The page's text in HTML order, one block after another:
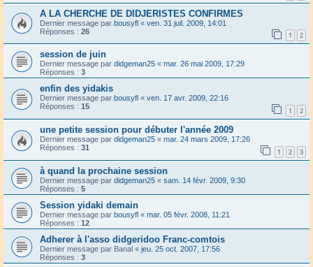
A LA CHERCHE DE DIDJERISTES CONFIRMES
Dernier message par bousyfl « ven. 31 juil. 2009, 14:01
Réponses : 26 1 2
session de juin
Dernier message par didgeman25 « mar. 26 mai 2009, 17:29
Réponses : 3
enfin des yidakis
Dernier message par bousyfl « ven. 17 avr. 2009, 22:16
Réponses : 15 1 2
une petite session pour débuter l'année 2009
Dernier message par didgeman25 « mar. 24 mars 2009, 17:26
Réponses : 31 1 2 3
à quand la prochaine session
Dernier message par didgeman25 « sam. 14 févr. 2009, 9:30
Réponses : 5
Session yidaki demain
Dernier message par bousyfl « mar. 05 févr. 2008, 11:21
Réponses : 12
Adherer à l'asso didgeridoo Franc-comtois
Dernier message par Banal « jeu. 25 oct. 2007, 17:56
Réponses : 3